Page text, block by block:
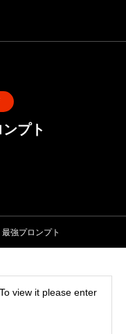
プト
強プロンプト
view it please enter